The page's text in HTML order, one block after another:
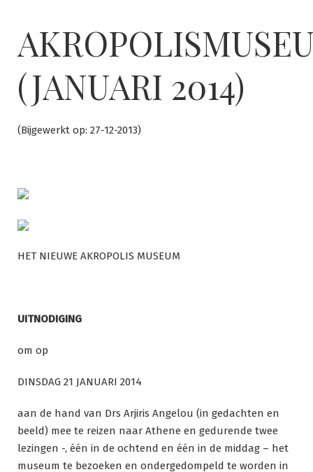
inhoud
(JANUARI 2014)
(Bijgewerkt op: 27-12-2013)
HET NIEUWE AKROPOLIS MUSEUM
UITNODIGING
om op
DINSDAG 21 JANUARI 2014
aan de hand van Drs Arjiris Angelou (in gedachten en
beeld) mee te reizen naar Athene en gedurende twee
lezingen -, één in de ochtend en één in de middag – het
museum te bezoeken en ondergedompeld te worden in